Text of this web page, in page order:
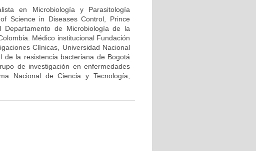
en Microbiología y Parasitología
Science in Diseases Control, Prince
Departamento de Microbiología de la
Médico institucional Fundación
Clínicas, Universidad Nacional
la resistencia bacteriana de Bogotá
de investigación en enfermedades
Nacional de Ciencia y Tecnología,